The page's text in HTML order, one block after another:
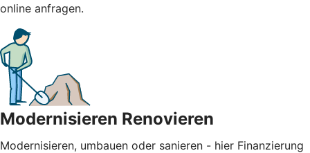
online anfragen.
Modernisieren Renovieren
Modernisieren, umbauen oder sanieren - hier Finanzierung